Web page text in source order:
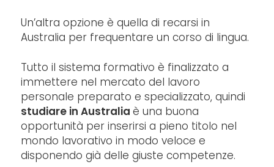
Un’altra opzione è quella di recarsi in
Australia per frequentare un corso di lingua.
Tutto il sistema formativo è finalizzato a
immettere nel mercato del lavoro
personale preparato e specializzato, quindi
studiare in Australia è una buona
opportunità per inserirsi a pieno titolo nel
mondo lavorativo in modo veloce e
disponendo già delle giuste competenze.